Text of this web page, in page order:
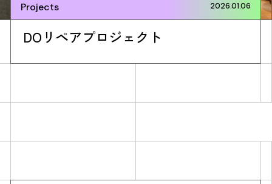
Projects 2026.01.06
DOリペアプロジェクト